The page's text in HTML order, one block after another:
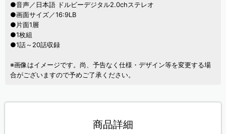
●音声／日本語 ドルビーデジタル2.0chステレオ
●画面サイズ／16:9LB
●片面1層
●1枚組
●1話～20話収録
※画像はイメージです。尚、予告なく仕様・デザイン等を変更する場
合がございますので予めご了承ください。
商品詳細